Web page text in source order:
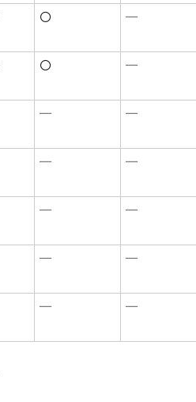
〇 ―
〇 ―
― ―
― ―
― ―
― ―
― ―